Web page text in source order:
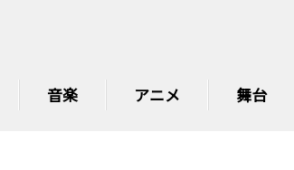
音楽 アニメ 舞台